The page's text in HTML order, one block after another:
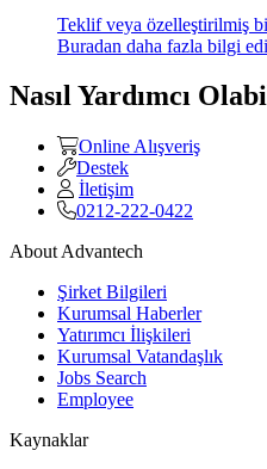
Teklif veya özelleştirilmiş
Buradan daha fazla bilgi
Nasıl Yardımcı
Online Alışveriş
Destek
İletişim
0212-222-0422
About Advantech
Şirket Bilgileri
Kurumsal Haberler
Yatırımcı İlişkileri
Kurumsal Vatandaşlık
Jobs Search
Employee
Kaynaklar